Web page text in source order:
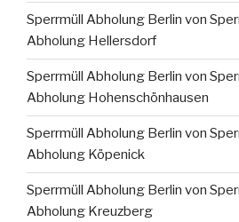
Sperrmüll Abholung Berlin von
Abholung Hellersdorf
Sperrmüll Abholung Berlin von
Abholung Hohenschönhausen
Sperrmüll Abholung Berlin von
Abholung Köpenick
Sperrmüll Abholung Berlin von
Abholung Kreuzberg